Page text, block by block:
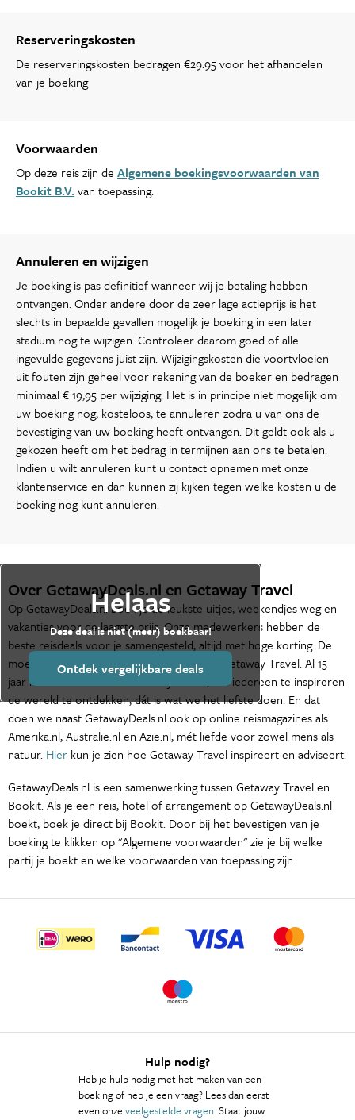
Reserveringskosten
De reserveringskosten bedragen €29.95 voor het afhandelen
van je boeking
Voorwaarden
Op deze reis zijn de Algemene boekingsvoorwaarden van
Bookit B.V. van toepassing.
Annuleren en wijzigen
Je boeking is pas definitief wanneer wij je betaling hebben
ontvangen. Onder andere door de zeer lage actieprijs is het
slechts in bepaalde gevallen mogelijk je boeking in een later
stadium nog te wijzigen. Controleer daarom goed of alle
ingevulde gegevens juist zijn. Wijzigingskosten die voortvloeien
uit fouten zijn geheel voor rekening van de boeker en bedragen
minimaal € 19,95 per wijziging. Het is in principe niet mogelijk om
uw boeking nog, kosteloos, te annuleren zodra u van ons de
bevestiging van uw boeking heeft ontvangen. Dit geldt ook als u
gekozen heeft om het bedrag in termijnen aan ons te betalen.
Indien u wilt annuleren kunt u contact opnemen met onze
klantenservice en dan kunnen zij kijken tegen welke kosten u de
boeking nog kunt annuleren.
Helaas
Deze deal is niet (meer) boekbaar!
Ontdek vergelijkbare deals
Over GetawayDeals.nl en Getaway Travel
Op GetawayDeals.nl boek je de leukste uitjes, weekendjes weg en
vakanties voor de laagste prijs. Onze medewerkers hebben de
beste reisdeals voor je samengesteld, altijd met hoge korting. De
moederorganisatie van GetawayDeals.nl is Getaway Travel. Al 15
jaar is het de missie van Getaway Travel, om iedereen te inspireren
de wereld te ontdekken, dát is wat we het liefste doen. En dat
doen we naast GetawayDeals.nl ook op online reismagazines als
Amerika.nl, Australie.nl en Azie.nl, mét liefde voor zowel mens als
natuur. Hier kun je zien hoe Getaway Travel inspireert en adviseert.
GetawayDeals.nl is een samenwerking tussen Getaway Travel en
Bookit. Als je een reis, hotel of arrangement op GetawayDeals.nl
boekt, boek je direct bij Bookit. Door bij het bevestigen van je
boeking te klikken op "Algemene voorwaarden" zie je bij welke
partij je boekt en welke voorwaarden van toepassing zijn.
Hulp nodig?
Heb je hulp nodig met het maken van een
boeking of heb je een vraag? Lees dan eerst
even onze veelgestelde vragen. Staat jouw